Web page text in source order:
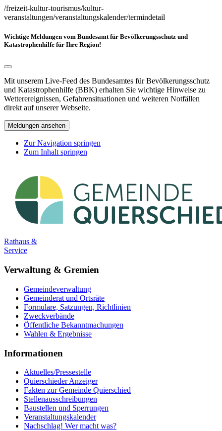
/freizeit-kultur-tourismus/kultur-
veranstaltungen/veranstaltungskalender/termindetail
Wichtige Meldungen vom Bundesamt für Bevölkerungsschutz und
Katastrophenhilfe für Ihre Region!
Mit unserem Live-Feed des Bundesamtes für Bevölkerungsschutz
und Katastrophenhilfe (BBK) erhalten Sie wichtige Hinweise zu
Wetterereignissen, Gefahrensituationen und weiteren Notfällen
direkt auf unserer Webseite.
Meldungen ansehen
Zur Navigation springen
Zum Inhalt springen
Rathaus &
Service
Verwaltung & Gremien
Gemeindeverwaltung
Gemeinderat und Ortsräte
Formulare, Satzungen, Richtlinien
Zweckverbände
Öffentliche Bekanntmachungen
Wahlen & Ergebnisse
Informationen
Aktuelles/Pressestelle
Quierschieder Anzeiger
Fakten zur Gemeinde Quierschied
Stellenausschreibungen
Baustellen und Sperrungen
Veranstaltungskalender
Nachschlag! Wer macht was?